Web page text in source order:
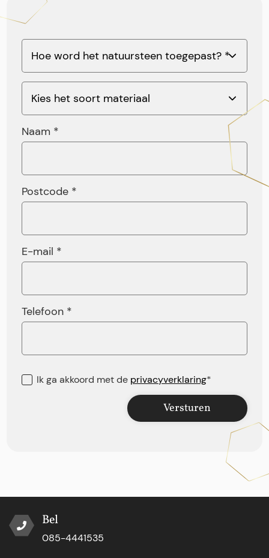
Naam *
Postcode *
E-mail *
Telefoon *
Ik ga akkoord met de privacyverklaring*
Versturen
Bel
085-4441535